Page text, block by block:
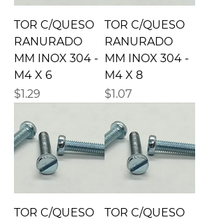
TOR C/QUESO
RANURADO
MM INOX 304 -
M4 X 6
Precio
$1.29
TOR C/QUESO
RANURADO
MM INOX 304 -
M4 X 8
Precio
$1.07
TOR C/QUESO
TOR C/QUESO